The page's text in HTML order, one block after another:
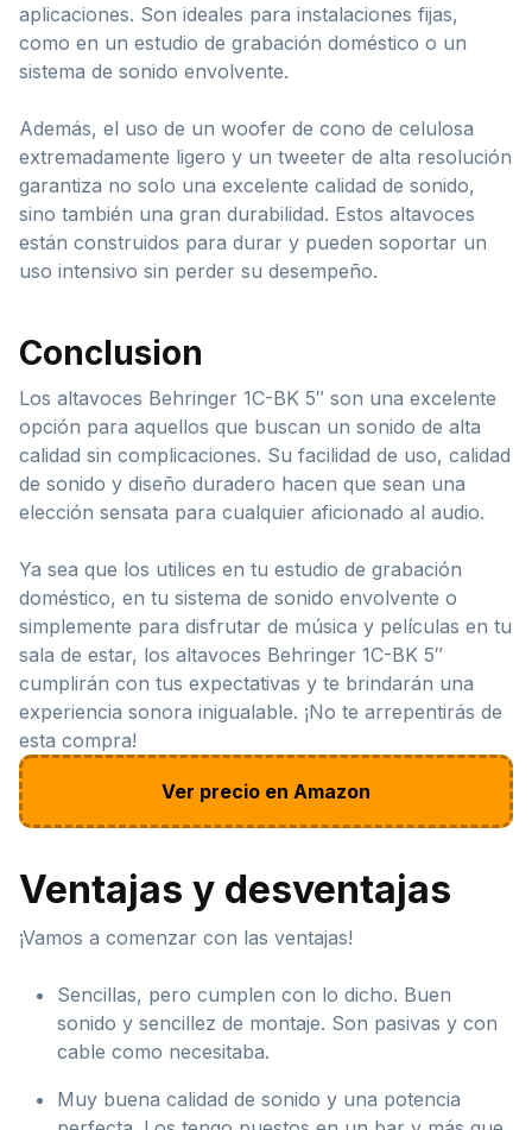
aplicaciones. Son ideales para instalaciones fijas,
como en un estudio de grabación doméstico o un
sistema de sonido envolvente.
Además, el uso de un woofer de cono de celulosa
extremadamente ligero y un tweeter de alta resolución
garantiza no solo una excelente calidad de sonido,
sino también una gran durabilidad. Estos altavoces
están construidos para durar y pueden soportar un
uso intensivo sin perder su desempeño.
Conclusion
Los altavoces Behringer 1C-BK 5″ son una excelente
opción para aquellos que buscan un sonido de alta
calidad sin complicaciones. Su facilidad de uso, calidad
de sonido y diseño duradero hacen que sean una
elección sensata para cualquier aficionado al audio.
Ya sea que los utilices en tu estudio de grabación
doméstico, en tu sistema de sonido envolvente o
simplemente para disfrutar de música y películas en tu
sala de estar, los altavoces Behringer 1C-BK 5″
cumplirán con tus expectativas y te brindarán una
experiencia sonora inigualable. ¡No te arrepentirás de
esta compra!
Ver precio en Amazon
Ventajas y desventajas
¡Vamos a comenzar con las ventajas!
Sencillas, pero cumplen con lo dicho. Buen
sonido y sencillez de montaje. Son pasivas y con
cable como necesitaba.
Muy buena calidad de sonido y una potencia